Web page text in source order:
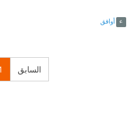
أوافق
السابق